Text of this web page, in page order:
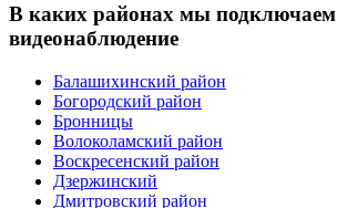
В каких районах мы подключаем
видеонаблюдение
Балашихинский район
Богородский район
Бронницы
Волоколамский район
Воскресенский район
Дзержинский
Дмитровский район